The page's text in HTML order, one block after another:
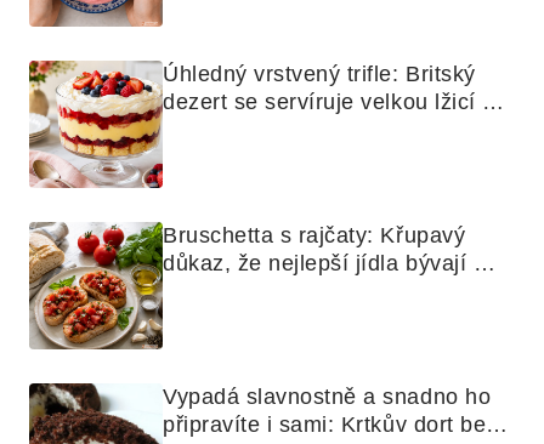
Úhledný vrstvený trifle: Britský
dezert se servíruje velkou lžicí
Bruschetta s rajčaty: Křupavý
důkaz, že nejlepší jídla bývají
Vypadá slavnostně a snadno ho
připravíte i sami: Krtkův dort bez